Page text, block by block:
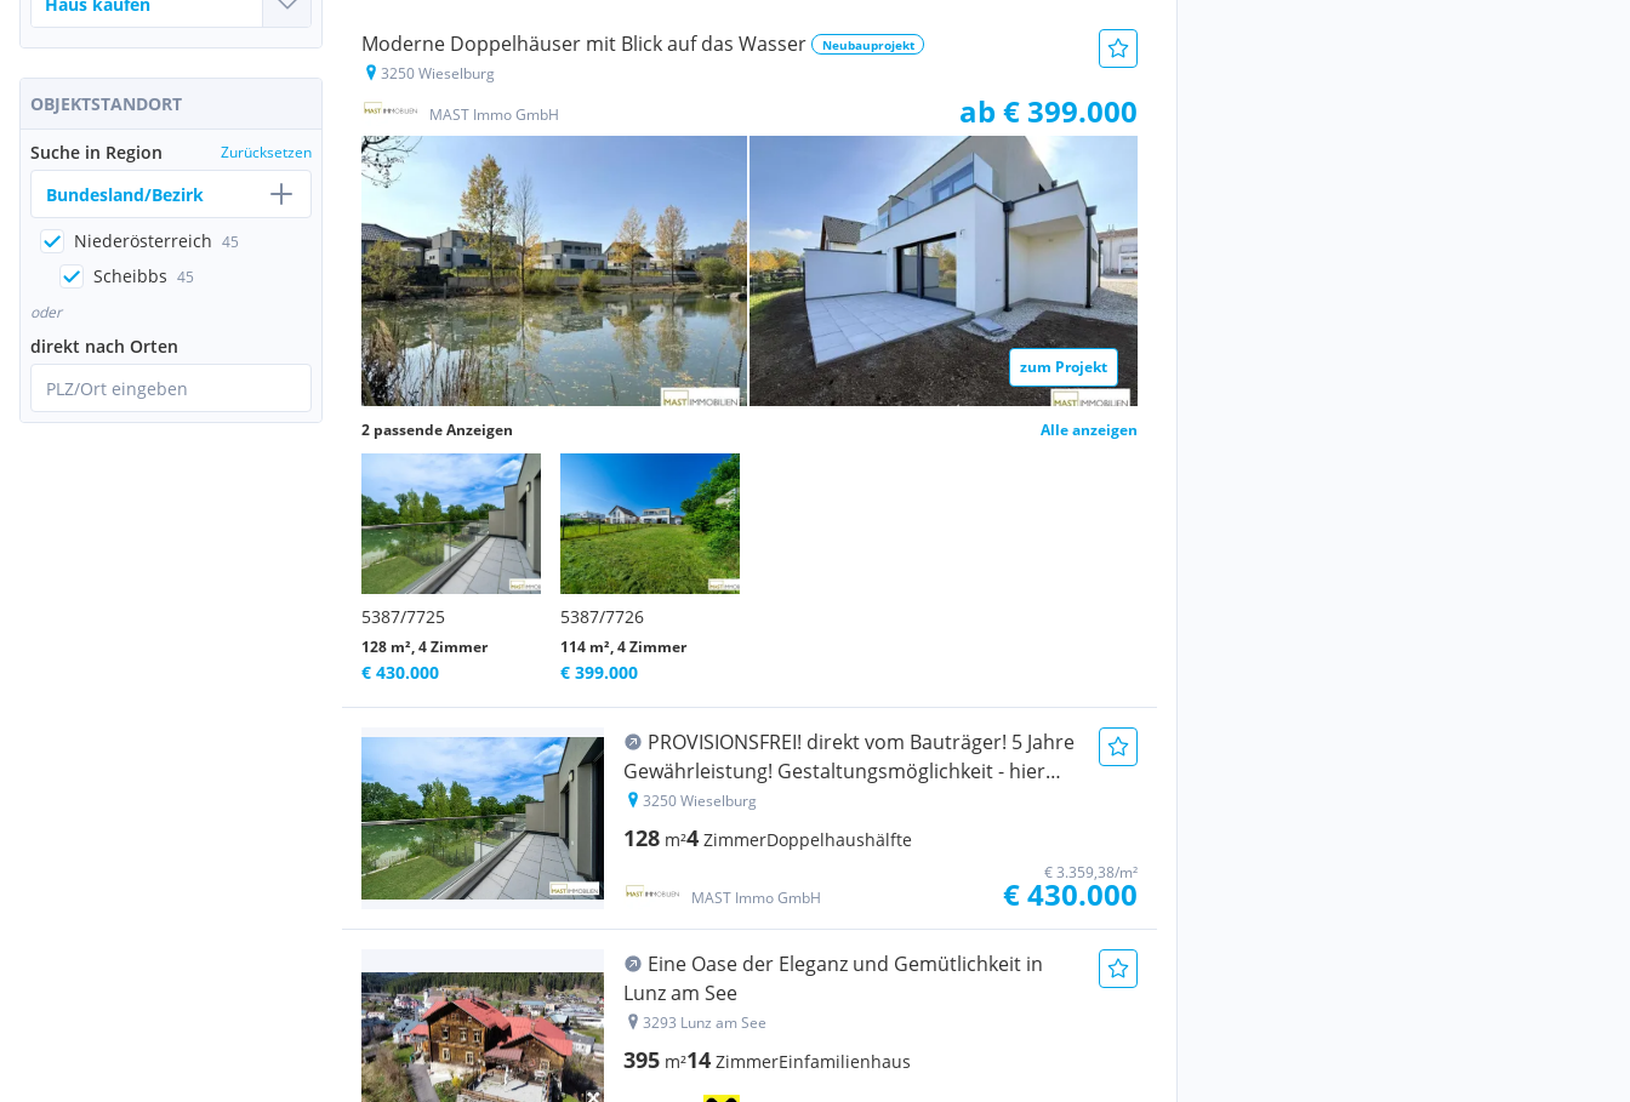
OBJEKTSTANDORT
Suche in Region Zurücksetzen
Bundesland/Bezirk
Niederösterreich 45
Scheibbs 45
oder
direkt nach Orten
PLZ/Ort eingeben
Moderne Doppelhäuser mit Blick auf das Wasser Neubauprojekt
3250 Wieselburg
MAST Immo GmbH
ab € 399.000
zum Projekt
2 passende Anzeigen Alle anzeigen
5387/7725
128 m², 4 Zimmer
€ 430.000
5387/7726
114 m², 4 Zimmer
€ 399.000
PROVISIONSFREI! direkt vom Bauträger! 5 Jahre
Gewährleistung! Gestaltungsmöglichkeit - hier
sind Sie richtig!
3250 Wieselburg
128 m²4 ZimmerDoppelhaushälfte
MAST Immo GmbH
€ 3.359,38/m²
€ 430.000
Eine Oase der Eleganz und Gemütlichkeit in
Lunz am See
3293 Lunz am See
395 m²14 ZimmerEinfamilienhaus